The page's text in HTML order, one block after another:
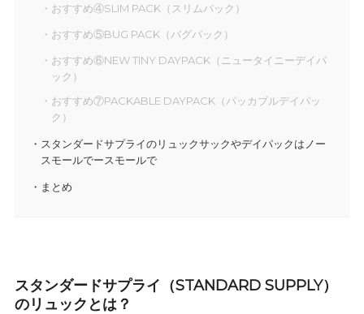
おすすめ④SLIM PACK（スリムパック）
おすすめ⑤BUG PACK（バグパック）
おすすめ⑥NEW TINY DAYPACK（ニュータイニーデイパ
ック）
おすすめ⑦PACKABLE DAYPACK（パッカブルデイパッ
ク）
スタンダードサプライのリュックサックやデイパックはノー
スモールでースモールで
まとめ
スタンダードサプライ（STANDARD SUPPLY）
のリュックとは？